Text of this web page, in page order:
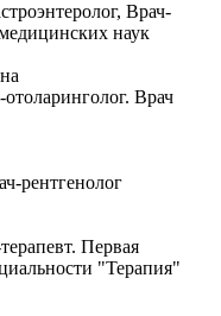
Врач-
наук
отоларинголог. Врач
рентгенолог
Первая
"Терапия"